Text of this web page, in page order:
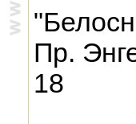
Пр.
18